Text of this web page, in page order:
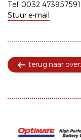
Tel. 0032 473957591
Stuur e-mail
terug naar